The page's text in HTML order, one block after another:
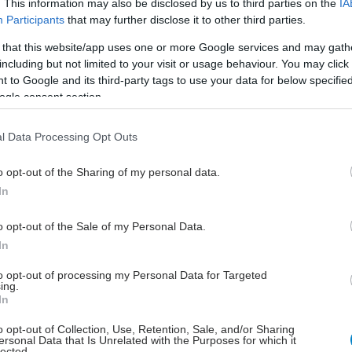
This information may also be disclosed by us to third parties on the
Participants that may further disclose it to other third parties.
that this website/app uses one or more Google services and may
but not limited to your visit or usage behaviour. You may
to Google and its third-party tags to use your data for below
consent section.
Data Processing Opt Outs
opt-out of the Sharing of my personal data.
opt-out of the Sale of my Personal Data.
opt-out of processing my Personal Data for Targeted
opt-out of Collection, Use, Retention, Sale, and/or Sharing
Data that Is Unrelated with the Purposes for which it
Μεγάλη εκδήλωση αφιερωμένη σε
διαμορφώνουν το σήμερα και το
αύριο».
γυναικολογικές νεοπλασίες
Τα δεδομένα που ανακύπτουν από τις